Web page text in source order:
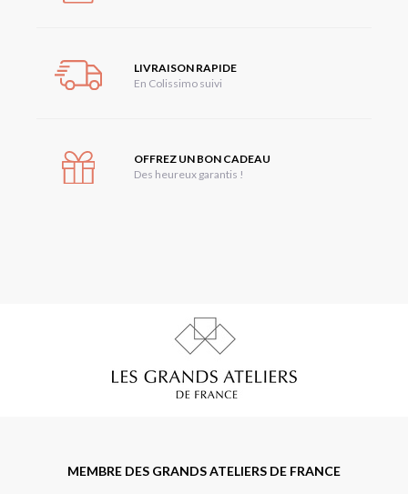
LIVRAISON RAPIDE
En Colissimo suivi
OFFREZ UN BON CADEAU
Des heureux garantis !
MEMBRE DES GRANDS ATELIERS DE FRANCE